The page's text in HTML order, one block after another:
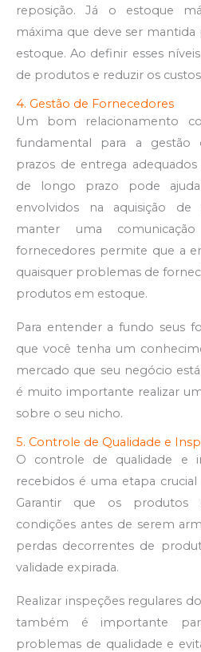
reposição. Já o estoque
máxima que deve ser mantida
estoque. Ao definir esses
de produtos e reduzir os
4. Gestão de Fornecedores
Um bom relacionamento
fundamental para a gestão
prazos de entrega
de longo prazo pode
envolvidos na aquisição de
manter uma
fornecedores permite que a
quaisquer problemas de
produtos em estoque.
Para entender a fundo seus
que você tenha um
mercado que seu negócio
é muito importante realizar
sobre o seu nicho.
5. Controle de Qualidade e
O controle de qualidade e
recebidos é uma etapa
Garantir que os produtos
condições antes de serem
perdas decorrentes de
validade expirada.
Realizar inspeções regulares
também é importante
problemas de qualidade e